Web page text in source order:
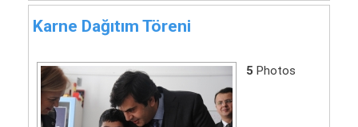
Karne Dağıtım Töreni
5 Photos